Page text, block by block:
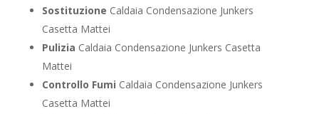
Sostituzione Caldaia Condensazione Junkers
Casetta Mattei
Pulizia Caldaia Condensazione Junkers Casetta
Mattei
Controllo Fumi Caldaia Condensazione Junkers
Casetta Mattei